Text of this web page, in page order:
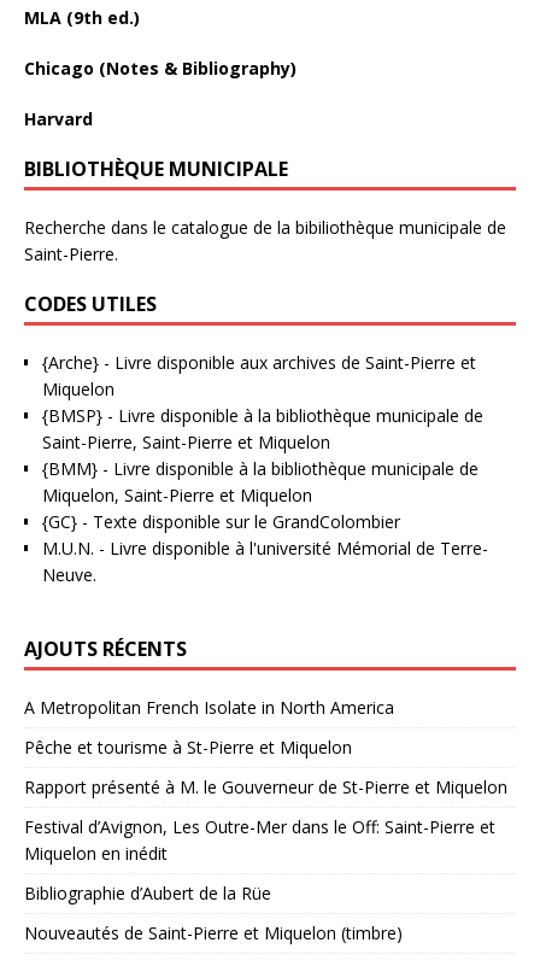
MLA (9th ed.)
Chicago (Notes & Bibliography)
Harvard
BIBLIOTHÈQUE MUNICIPALE
Recherche dans le catalogue de la bibiliothèque municipale de
Saint-Pierre.
CODES UTILES
{Arche} - Livre disponible aux archives de Saint-Pierre et
Miquelon
{BMSP} - Livre disponible à la bibliothèque municipale de
Saint-Pierre, Saint-Pierre et Miquelon
{BMM} - Livre disponible à la bibliothèque municipale de
Miquelon, Saint-Pierre et Miquelon
{GC} - Texte disponible sur le GrandColombier
M.U.N. - Livre disponible à l'université Mémorial de Terre-
Neuve.
AJOUTS RÉCENTS
A Metropolitan French Isolate in North America
Pêche et tourisme à St-Pierre et Miquelon
Rapport présenté à M. le Gouverneur de St-Pierre et Miquelon
Festival d’Avignon, Les Outre-Mer dans le Off: Saint-Pierre et
Miquelon en inédit
Bibliographie d’Aubert de la Rüe
Nouveautés de Saint-Pierre et Miquelon (timbre)